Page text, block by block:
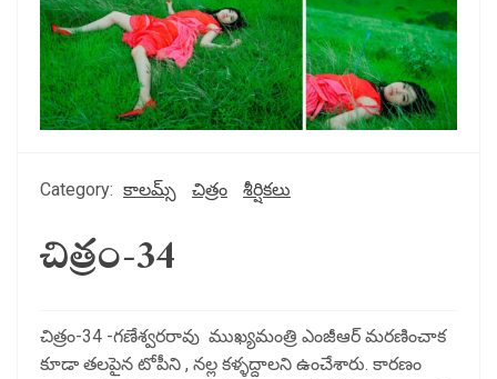
Category: కాలమ్స్ చిత్రం శీర్షికలు
చిత్రం-34
చిత్రం-34 -గణేశ్వరరావు ముఖ్యమంత్రి ఎంజీఆర్ మరణించాక
కూడా తలపైన టోపీని , నల్ల కళ్ళద్దాలని ఉంచేశారు. కారణం